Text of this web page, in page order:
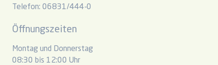
Telefon: 06831/444-0
Öffnungszeiten
Montag und Donnerstag
08:30 bis 12:00 Uhr